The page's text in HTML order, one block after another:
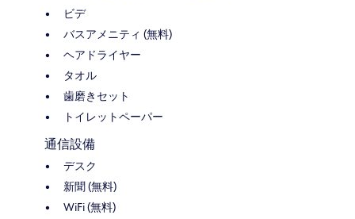
ビデ
バスアメニティ (無料)
ヘアドライヤー
タオル
歯磨きセット
トイレットペーパー
通信設備
デスク
新聞 (無料)
WiFi (無料)